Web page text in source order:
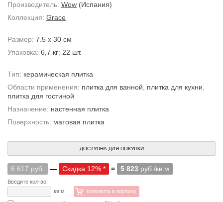
Производитель: Wow (Испания)
Коллекция: Grace
Размер: 7.5 x 30 см
Упаковка: 6,7 кг; 22 шт.
Тип: керамическая плитка
Области применения: плитка для ванной плитка для кухни
плитка для гостиной
Назначение: настенная плитка
Поверхность: матовая плитка
ДОСТУПНА ДЛЯ ПОКУПКИ
6 617 руб. — Скидка 12% * = 5 823 руб./кв.м
Введите кол-во:
кв.м
положить в корзину